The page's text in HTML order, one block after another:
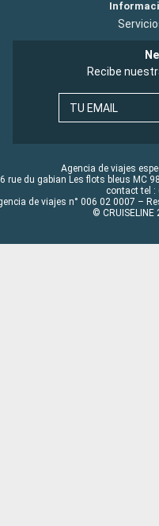
Recibe
TU EMAIL
Agencia de viajes
rue du gabian Les flots bleus MC
contact tel :
de viajes n° 006 02 0007 –
©